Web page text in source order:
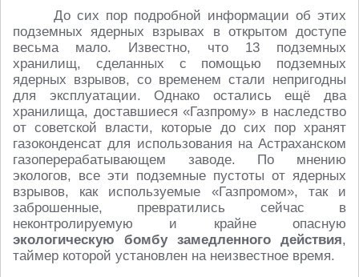
До сих пор подробной информации об этих
подземных ядерных взрывах в открытом доступе
весьма мало. Известно, что 13 подземных
хранилищ, сделанных с помощью подземных
ядерных взрывов, со временем стали непригодны
для эксплуатации. Однако остались ещё два
хранилища, доставшиеся «Газпрому» в наследство
от советской власти, которые до сих пор хранят
газоконденсат для использования на Астраханском
газоперерабатывающем заводе. По мнению
экологов, все эти подземные пустоты от ядерных
взрывов, как используемые «Газпромом», так и
заброшенные, превратились сейчас в
неконтролируемую и крайне опасную
экологическую бомбу замедленного действия,
таймер которой установлен на неизвестное время.